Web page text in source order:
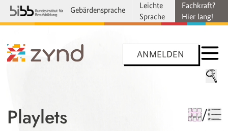
Fachkraft?
Hier lang!
Leichte
Sprache
Gebärdensprache
ANMELDEN
Playlets /